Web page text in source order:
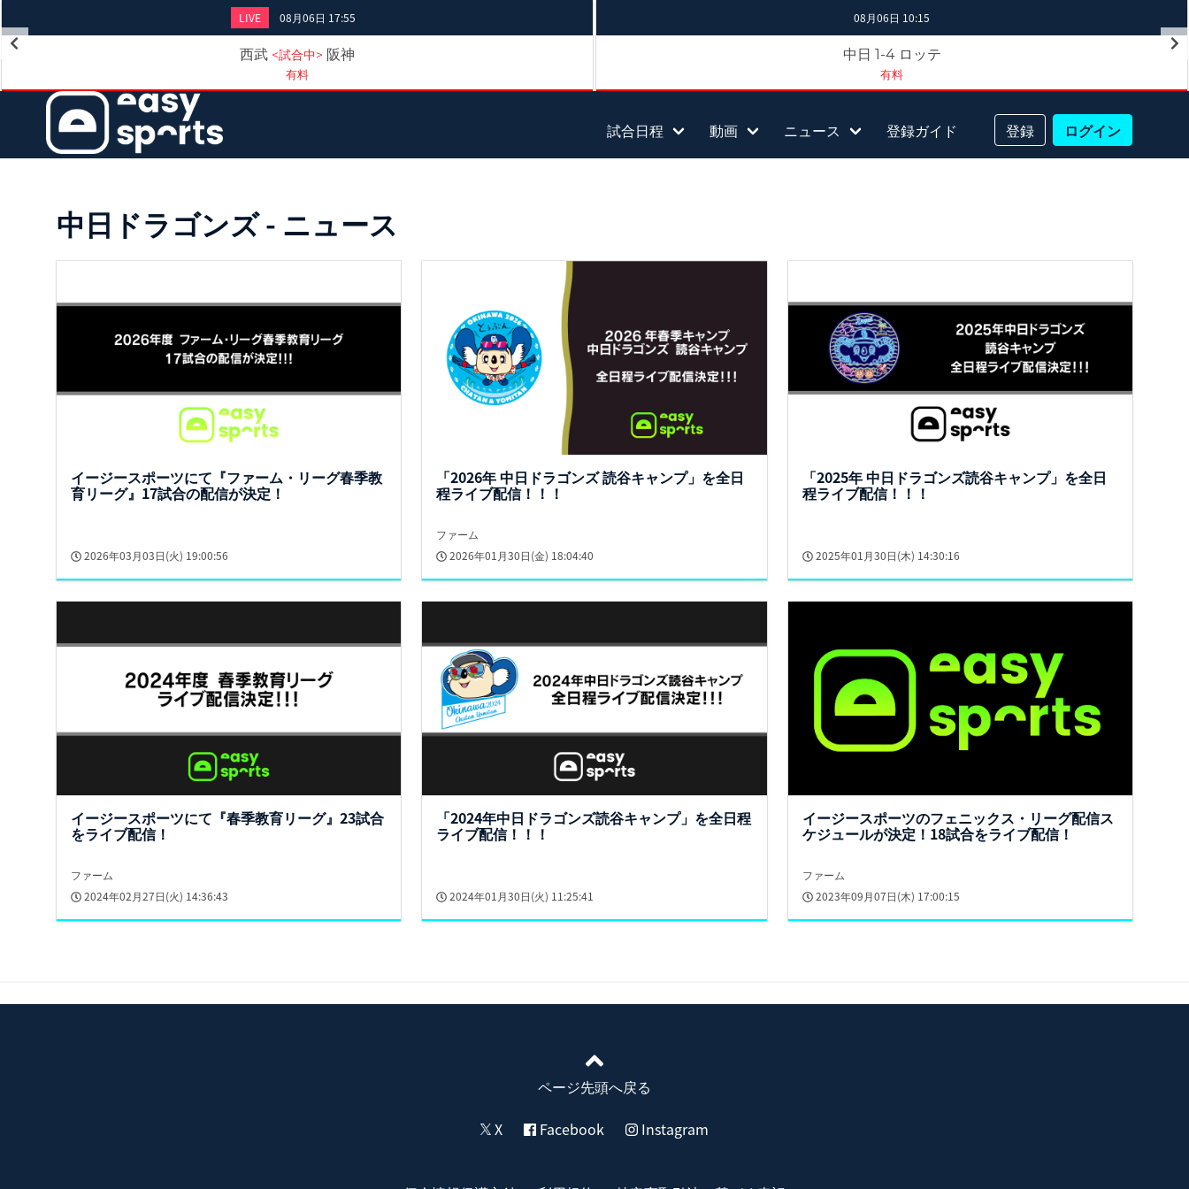
08月06日 10:15
中日 1-4 ロッテ
有料
LIVE 08月06日 17:55
西武 <試合中> 阪神
有料
試合日程 動画 ニュース 登録ガイド 登録 ログイン
中日ドラゴンズ - ニュース
イージースポーツにて『ファーム・リーグ春季教
育リーグ』17試合の配信が決定！
2026年03月03日(火) 19:00:56
「2026年 中日ドラゴンズ 読谷キャンプ」を全日
程ライブ配信！！！
ファーム
2026年01月30日(金) 18:04:40
「2025年 中日ドラゴンズ読谷キャンプ」を全日
程ライブ配信！！！
2025年01月30日(木) 14:30:16
イージースポーツにて『春季教育リーグ』23試合
をライブ配信！
ファーム
2024年02月27日(火) 14:36:43
「2024年中日ドラゴンズ読谷キャンプ」を全日程
ライブ配信！！！
2024年01月30日(火) 11:25:41
イージースポーツのフェニックス・リーグ配信ス
ケジュールが決定！18試合をライブ配信！
ファーム
2023年09月07日(木) 17:00:15
ページ先頭へ戻る
X
Facebook Instagram